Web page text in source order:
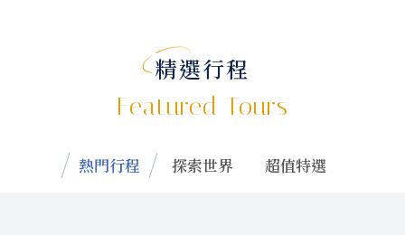
精選行程
Featured Tours
熱門行程 探索世界 超值特選